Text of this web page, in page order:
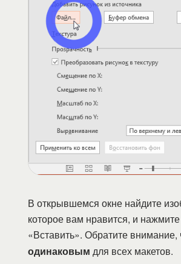
В открывшемся окне найдите
которое вам нравится, и нажмите
«Вставить». Обратите внимание,
одинаковым для всех макетов.